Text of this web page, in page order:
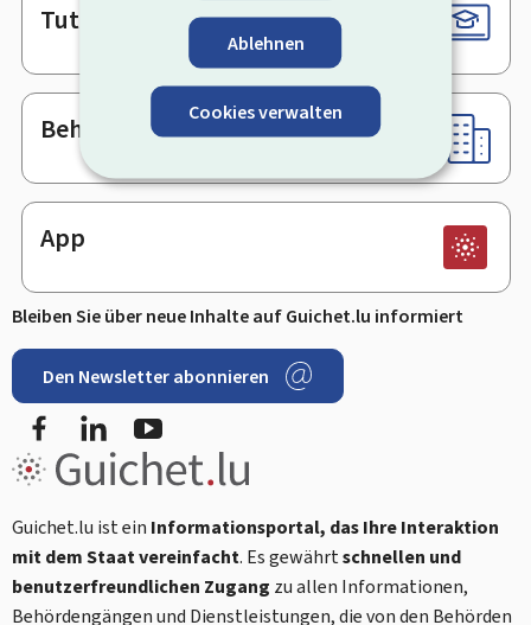
Ablehnen
Cookies verwalten
Tutorials
Behörden & sonstige Stellen
App
Bleiben Sie über neue Inhalte auf Guichet.lu informiert
Den Newsletter abonnieren
FacebookLinkedIn
Guichet.lu ist ein Informationsportal, das Ihre Interaktion
mit dem Staat vereinfacht. Es gewährtschnellen und
benutzerfreundlichen Zugang zu allen Informationen,
Behördengängen und Dienstleistungen, die von den Behörden